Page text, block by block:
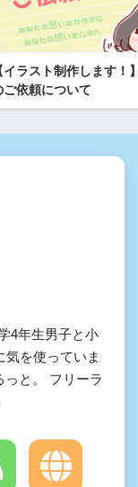
イラスト制作します！
ご依頼について
4年生男子と小
気を使っていま
と。 フリーラ